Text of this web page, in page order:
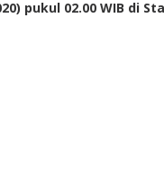
pukul 02.00 WIB di